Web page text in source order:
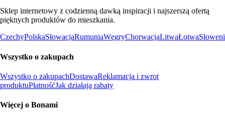
Sklep internetowy z codzienną dawką inspiracji i najszerszą ofertą
pięknych produktów do mieszkania.
CzechyPolskaSłowacjaRumuniaWęgryChorwacjaLitwaŁotwa
Wszystko o zakupach
Wszystko o zakupachDostawaReklamacja i zwrot
produktuPłatnośćJak działają rabaty
Więcej o Bonami